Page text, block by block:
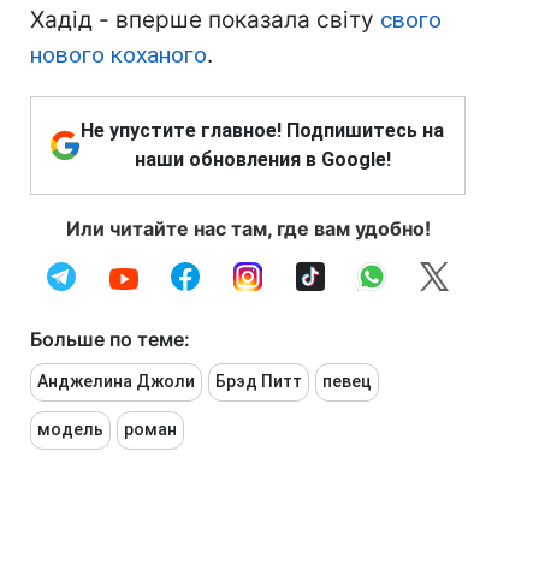
Хадід - вперше показала світу свого
нового коханого.
Не упустите главное! Подпишитесь на
наши обновления в Google!
Или читайте нас там, где вам удобно!
Больше по теме:
Анджелина Джоли Брэд Питт певец
модель роман